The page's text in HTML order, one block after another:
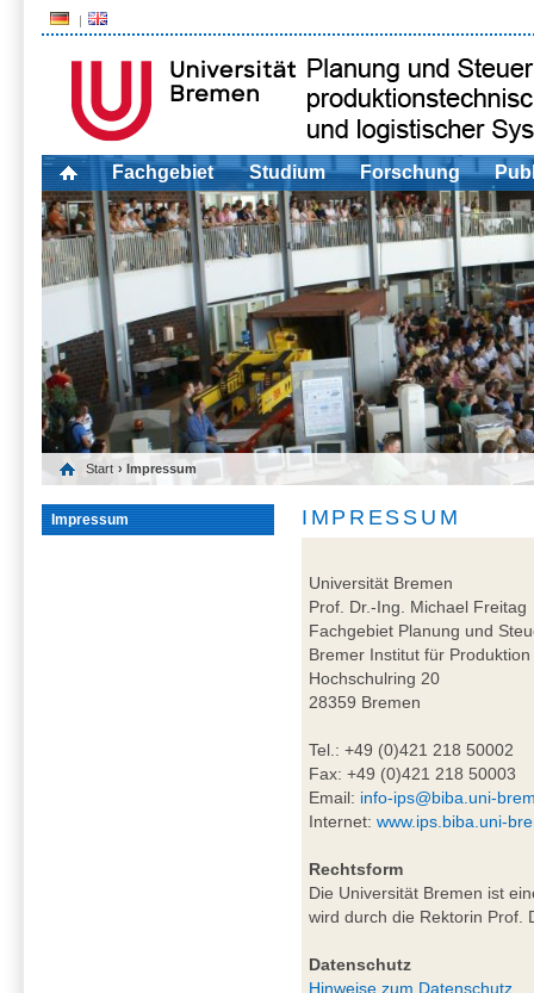
Fachgebiet Studium Forschung
Start › Impressum
Impressum IMPRESSUM
Universität Bremen
Prof. Dr.-Ing. Michael Freitag
Fachgebiet Planung und
Bremer Institut für
Hochschulring 20
28359 Bremen
Tel.: +49 (0)421 218 50002
Fax: +49 (0)421 218 50003
Email: info-ips@biba.uni-
Internet:www.ips.biba.uni-
Rechtsform
Die Universität Bremen ist
wird durch die Rektorin Prof.
Datenschutz
Hinweise zum Datenschutz